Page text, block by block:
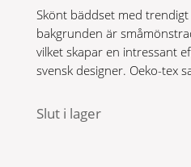
Skönt bäddset med
bakgrunden är
vilket skapar en intressant
svensk designer. Oeko-tex
Slut i lager